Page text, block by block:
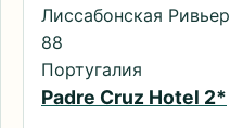
Лиссабонская
88
Португалия
Padre Cruz Hotel 2*